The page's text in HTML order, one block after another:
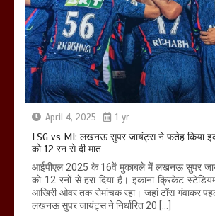
April 4, 2025 1 yr
LSG vs MI: लखनऊ सुपर जायंट्स ने फतेह किया
को 12 रन से दी मात
आईपीएल 2025 के 16वें मुकाबले में लखनऊ सुपर
को 12 रनों से हरा दिया है। इकाना क्रिकेट
आखिरी ओवर तक रोमांचक रहा। जहां टॉस गंवाकर
लखनऊ सुपर जायंट्स ने निर्धारित 20 […]